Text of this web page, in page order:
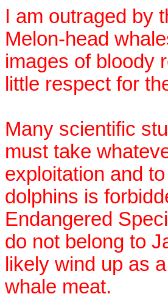
I am outraged by
Melon-head
images of bloody
little respect for
Many scientific
must take
exploitation and
dolphins is
Endangered
do not belong to
likely wind up as
whale meat.